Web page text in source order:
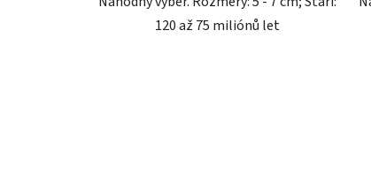
120 až 75 miliónů let